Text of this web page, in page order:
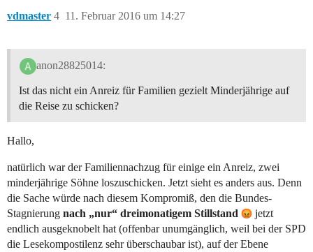
vdmaster 11. Februar 2016 um 14:27
4
anon28825014:
Ist das nicht ein Anreiz für Familien gezielt Minderjährige auf
die Reise zu schicken?
Hallo,
natürlich war der Familiennachzug für einige ein Anreiz, zwei
minderjährige Söhne loszuschicken. Jetzt sieht es anders aus. Denn
die Sache würde nach diesem Kompromiß, den die Bundes-
Stagnierung nach „nur“ dreimonatigem Stillstand
jetzt
endlich ausgeknobelt hat (offenbar unumgänglich, weil bei der SPD
die Lesekompostilenz sehr überschaubar ist), auf der Ebene